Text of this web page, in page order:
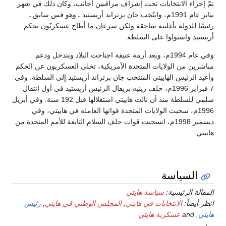
تمّ إجراء الانتخابات تحت إشراف مراقبين أجانب، وكان ذلك في شهر
يناير عام 1991م، وانتُخب جان برتراند أريستيد ـ وهو قس سابق ـ
رئيسًا للدولة بأغلبية ساحقة ولكن سرعان ما أطاح عسكريّون بحكم
أريستيد واستولوا على السلطة.
وفي عام 1994م، وبعد أزمة عنيفة اجتاحت البلاد وبتدخل ودعم
مباشرين من الولايات المتحدة الأمريكية، تخلى العسكريون عن الحكم
وأعيد الرئيس الهاييتي المنتخب جان برتراند أريستيد إلى السلطة. وفي
7 فبراير 1996م، خلف رينيه بريفال الرئيس أريستيد في أول انتقال
سلمي للسلطة منذ أن نالت هاييتي استقلالها قبل 192 سنة. وفي أبريل
1996م، سحبت الولايات المتحدة قواتها العاملة في هاييتي، وفي
ديسمبر 1998م، انسحبت قوات حلف السلام التابعة للأمم المتحدة من
هاييتي.
السياسة
المقالة الرئيسية: سياسة هايتي
انظر أيضاً:الانتخابات في هايتي,المجلس الوطني في هايتي, رئيس
هايتي, and
عسكرية هايتي